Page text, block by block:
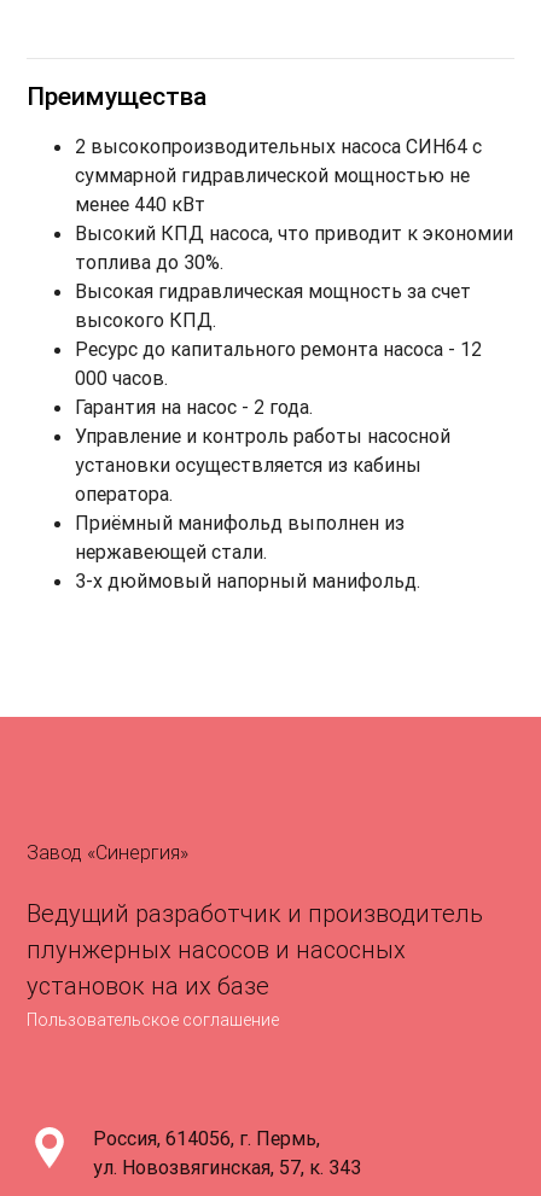
Преимущества
2 высокопроизводительных насоса СИН64 с
суммарной гидравлической мощностью не
менее 440 кВт
Высокий КПД насоса, что приводит к экономии
топлива до 30%.
Высокая гидравлическая мощность за счет
высокого КПД.
Ресурс до капитального ремонта насоса - 12
000 часов.
Гарантия на насос - 2 года.
Управление и контроль работы насосной
установки осуществляется из кабины
оператора.
Приёмный манифольд выполнен из
нержавеющей стали.
3-х дюймовый напорный манифольд.
Завод «Синергия»
Ведущий разработчик и производитель
плунжерных насосов и насосных
установок на их базе
Пользовательское соглашение
Россия, 614056, г. Пермь,
ул. Новозвягинская, 57, к. 343